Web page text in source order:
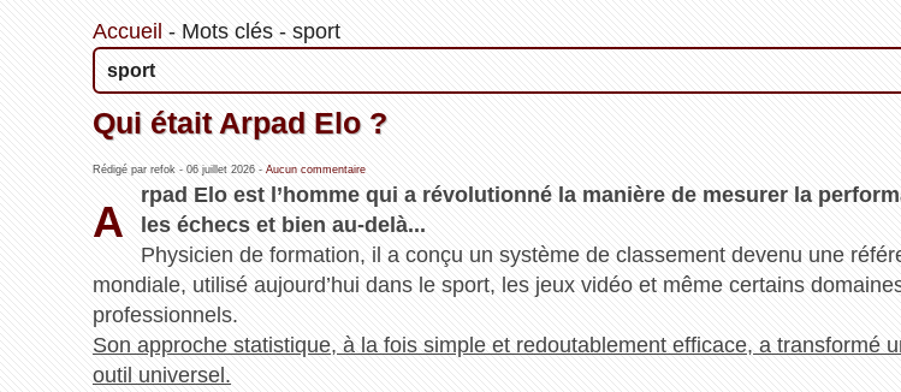
Accueil - Mots clés- sport
sport
Qui était Arpad Elo ?
Rédigé par refok - 06 juillet 2026- Aucun commentaire
A
rpad Elo est l’homme qui a révolutionné la manière de mesurer la
les échecs et bien au‑delà...
Physicien de formation, il a conçu un système de classement devenu une
mondiale, utilisé aujourd’hui dans le sport, les jeux vidéo et même certains
professionnels.
Son approche statistique, à la fois simple et redoutablement efficace, a transformé
outil universel.